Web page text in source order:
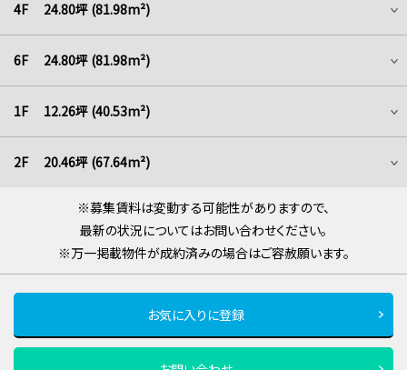
4F 24.80坪 (81.98m²)
6F 24.80坪 (81.98m²)
1F 12.26坪 (40.53m²)
2F 20.46坪 (67.64m²)
※募集賃料は変動する可能性がありますので、
最新の状況についてはお問い合わせください。
※万一掲載物件が成約済みの場合はご容赦願います。
お気に入りに登録